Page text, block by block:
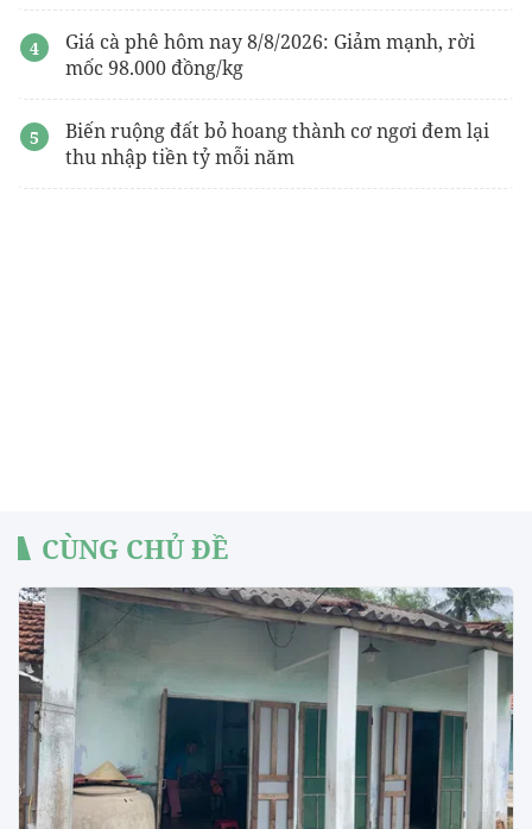
Giá cà phê hôm nay 8/8/2026: Giảm mạnh, rời
mốc 98.000 đồng/kg
Biến ruộng đất bỏ hoang thành cơ ngơi đem lại
thu nhập tiền tỷ mỗi năm
CÙNG CHỦ ĐỀ